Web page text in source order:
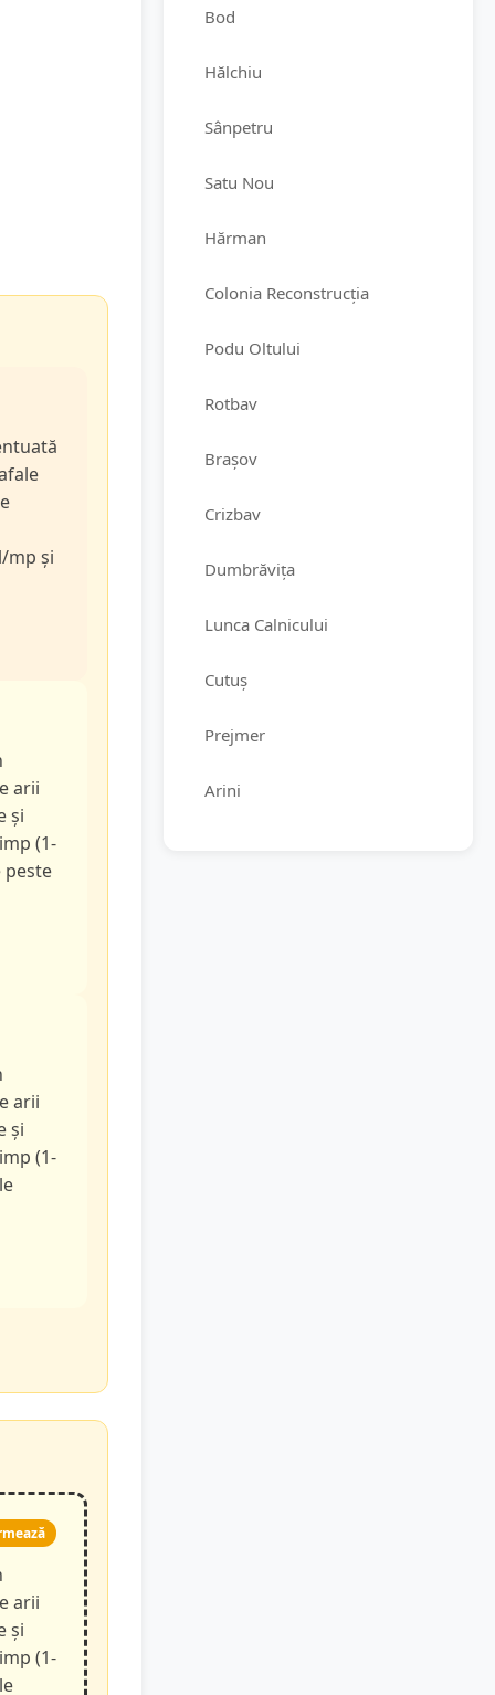
mp și
arii
și
(1-
peste
arii
și
(1-
arii
și
(1-
Bod
Hălchiu
Sânpetru
Satu Nou
Hărman
Colonia Reconstrucția
Podu Oltului
Rotbav
Brașov
Crizbav
Dumbrăvița
Lunca Calnicului
Cutuș
Prejmer
Arini